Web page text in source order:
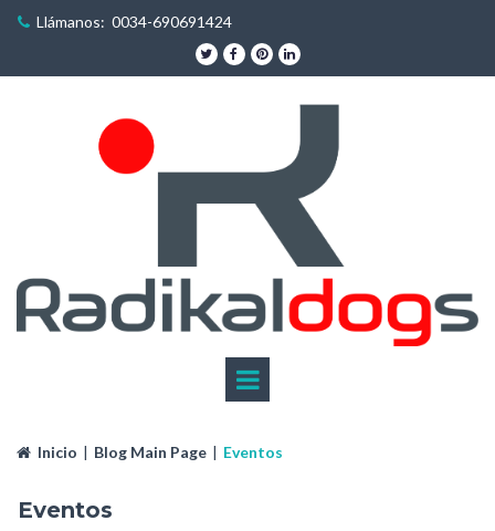
 Llámanos: 0034-690691424
   
Inicio | Blog Main Page | Eventos
Eventos